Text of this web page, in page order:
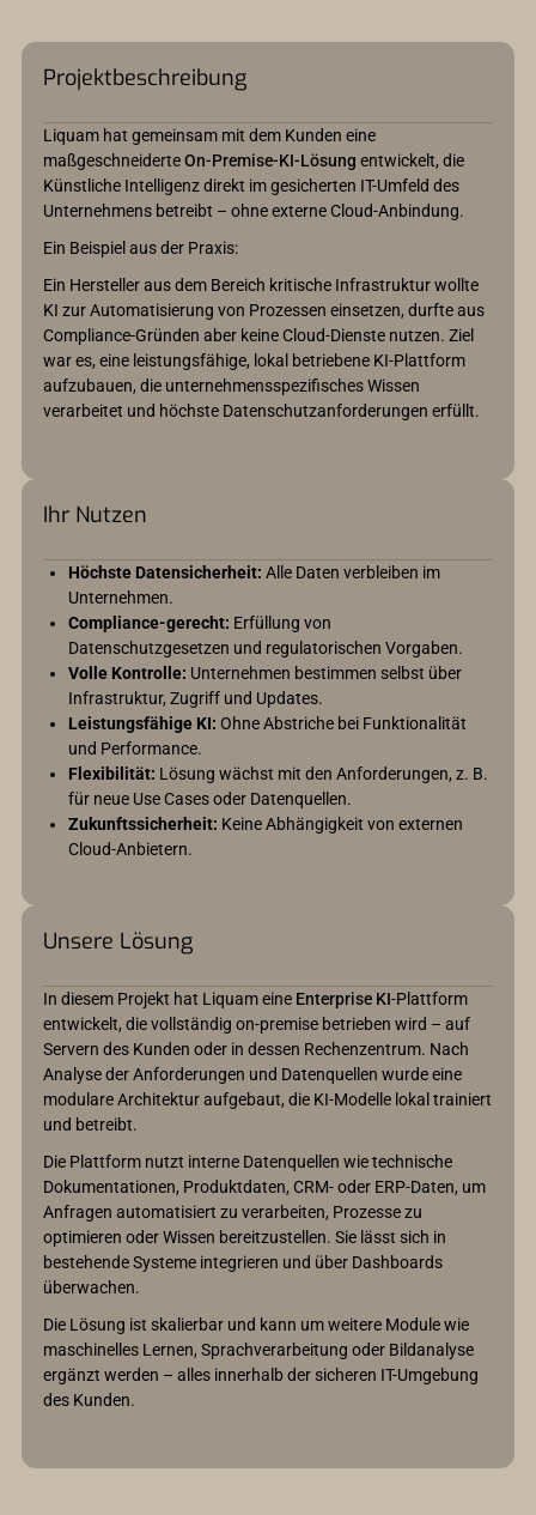
Projektbeschreibung
Liquam hat gemeinsam mit dem Kunden eine
maßgeschneiderteOn-Premise-KI-Lösung entwickelt, die
Künstliche Intelligenz direkt im gesicherten IT-Umfeld des
Unternehmens betreibt – ohne externe Cloud-Anbindung.
Ein Beispiel aus der Praxis:
Ein Hersteller aus dem Bereich kritische Infrastruktur wollte
KI zur Automatisierung von Prozessen einsetzen, durfte aus
Compliance-Gründen aber keine Cloud-Dienste nutzen. Ziel
war es, eine leistungsfähige, lokal betriebene KI-Plattform
aufzubauen, die unternehmensspezifisches Wissen
verarbeitet und höchste Datenschutzanforderungen erfüllt.
Ihr Nutzen
Höchste Datensicherheit: Alle Daten verbleiben im
Unternehmen.
Compliance-gerecht: Erfüllung von
Datenschutzgesetzen und regulatorischen Vorgaben.
Volle Kontrolle: Unternehmen bestimmen selbst über
Infrastruktur, Zugriff und Updates.
Leistungsfähige KI: Ohne Abstriche bei Funktionalität
und Performance.
Flexibilität: Lösung wächst mit den Anforderungen, z. B.
für neue Use Cases oder Datenquellen.
Zukunftssicherheit: Keine Abhängigkeit von externen
Cloud-Anbietern.
Unsere Lösung
In diesem Projekt hat Liquam eine Enterprise KI-Plattform
entwickelt, die vollständig on-premise betrieben wird – auf
Servern des Kunden oder in dessen Rechenzentrum. Nach
Analyse der Anforderungen und Datenquellen wurde eine
modulare Architektur aufgebaut, die KI-Modelle lokal trainiert
und betreibt.
Die Plattform nutzt interne Datenquellen wie technische
Dokumentationen, Produktdaten, CRM- oder ERP-Daten, um
Anfragen automatisiert zu verarbeiten, Prozesse zu
optimieren oder Wissen bereitzustellen. Sie lässt sich in
bestehende Systeme integrieren und über Dashboards
überwachen.
Die Lösung ist skalierbar und kann um weitere Module wie
maschinelles Lernen, Sprachverarbeitung oder Bildanalyse
ergänzt werden – alles innerhalb der sicheren IT-Umgebung
des Kunden.